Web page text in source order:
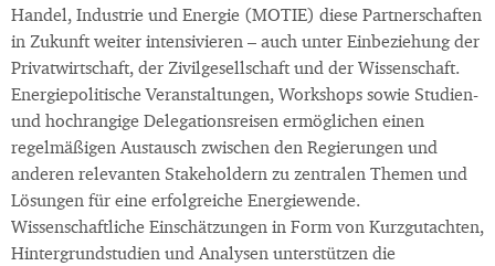
Handel, Industrie und Energie (MOTIE) diese Partnerschaften
in Zukunft weiter intensivieren – auch unter Einbeziehung der
Privatwirtschaft, der Zivilgesellschaft und der Wissenschaft.
Energiepolitische Veranstaltungen, Workshops sowie Studien-
und hochrangige Delegationsreisen ermöglichen einen
regelmäßigen Austausch zwischen den Regierungen und
anderen relevanten Stakeholdern zu zentralen Themen und
Lösungen für eine erfolgreiche Energiewende.
Wissenschaftliche Einschätzungen in Form von Kurzgutachten,
Hintergrundstudien und Analysen unterstützen die